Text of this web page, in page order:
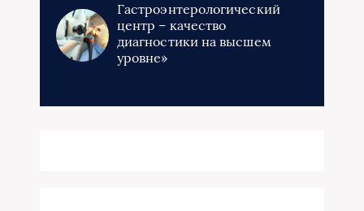
Гастроэнтерологический
центр – качество
диагностики на высшем
уровне»